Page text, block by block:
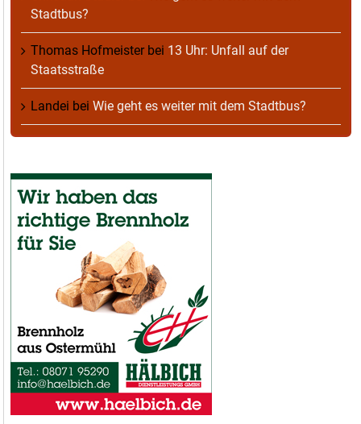
Stadtbus?
Thomas Hofmeisterbei 13 Uhr: Unfall auf der
Staatsstraße
Landei bei Wie geht es weiter mit dem Stadtbus?